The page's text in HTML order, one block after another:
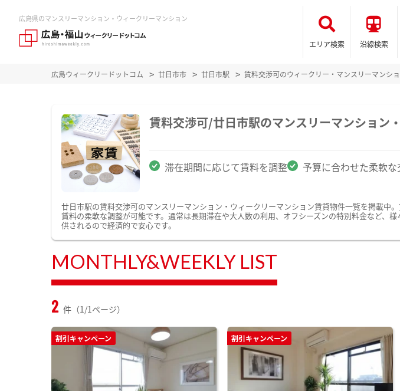
広島県のマンスリーマンション・ウィークリーマンション
エリア検索 沿線検索
広島ウィークリードットコム 廿日市市 廿日市駅 賃料交渉可のウィークリー・マンスリーマンシ
賃料交渉可/廿日市駅のマンスリーマンション
滞在期間に応じて賃料を調整 予算に合わせた柔軟な
廿日市駅の賃料交渉可のマンスリーマンション・ウィークリーマンション賃貸物件一覧を掲載
賃料の柔軟な調整が可能です。通常は長期滞在や大人数の利用、オフシーズンの特別料金など、
供されるので経済的で安心です。
MONTHLY&WEEKLY LIST
2 件（1/1ページ）
割引キャンペーン 割引キャンペーン